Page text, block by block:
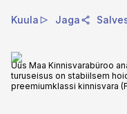
Kuula Jaga
Uus Maa Kinnisvarabüroo
turuseisus on stabiilsem
preemiumklassi kinnisvara